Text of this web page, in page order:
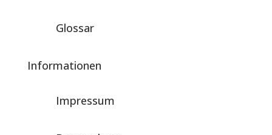
Glossar
Informationen
Impressum